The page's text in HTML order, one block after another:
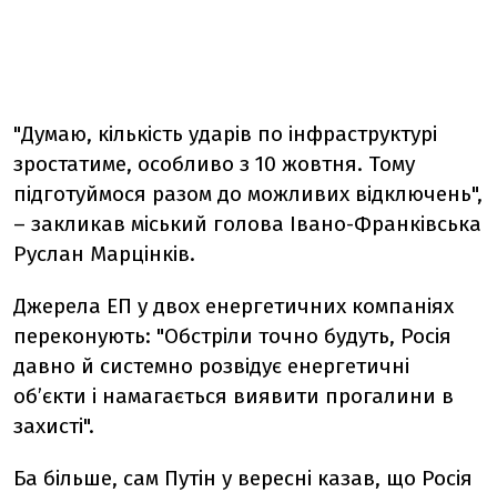
"Думаю, кількість ударів по інфраструктурі
зростатиме, особливо з 10 жовтня. Тому
підготуймося разом до можливих відключень",
– закликав міський голова Івано-Франківська
Руслан Марцінків.
Джерела ЕП у двох енергетичних компаніях
переконують: "Обстріли точно будуть, Росія
давно й системно розвідує енергетичні
об’єкти і намагається виявити прогалини в
захисті".
Ба більше, сам Путін у вересні казав, що Росія